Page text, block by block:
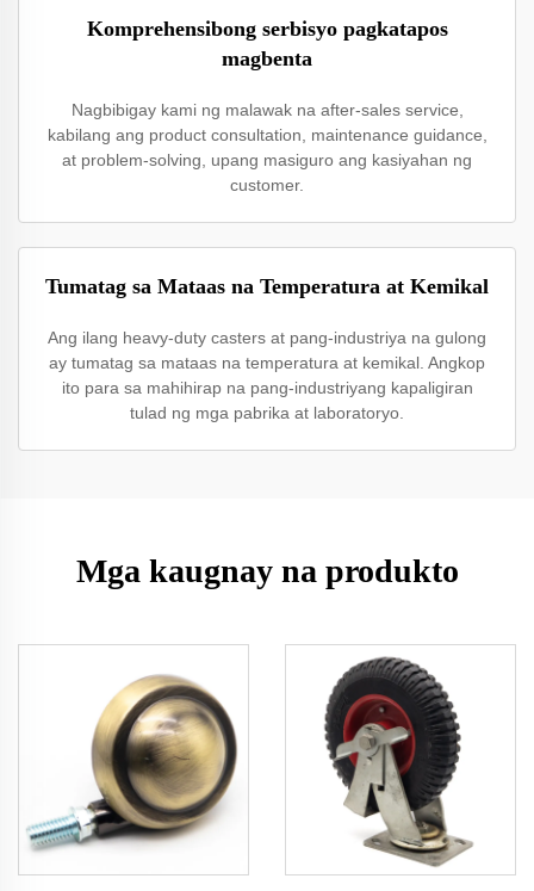
Komprehensibong serbisyo pagkatapos
magbenta
Nagbibigay kami ng malawak na after-sales service,
kabilang ang product consultation, maintenance guidance,
at problem-solving, upang masiguro ang kasiyahan ng
customer.
Tumatag sa Mataas na Temperatura at Kemikal
Ang ilang heavy-duty casters at pang-industriya na gulong
ay tumatag sa mataas na temperatura at kemikal. Angkop
ito para sa mahihirap na pang-industriyang kapaligiran
tulad ng mga pabrika at laboratoryo.
Mga kaugnay na produkto